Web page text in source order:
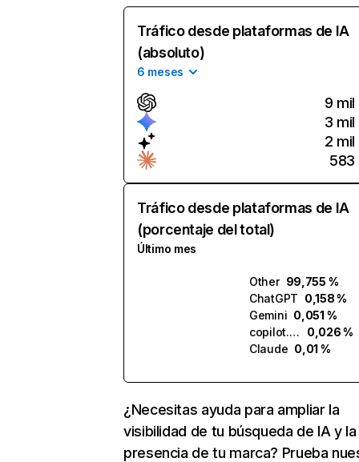
Tráfico desde plataformas de IA
(absoluto)
6 meses
9 mil
3 mil
2 mil
583
Tráfico desde plataformas de IA
(porcentaje del total)
Último mes
Other 99,755 %
ChatGPT 0,158 %
Gemini 0,051 %
copilot.microsoft.com
0,026 %
Claude 0,01 %
¿Necesitas ayuda para ampliar la
visibilidad de tu búsqueda de IA y la
presencia de tu marca? Prueba